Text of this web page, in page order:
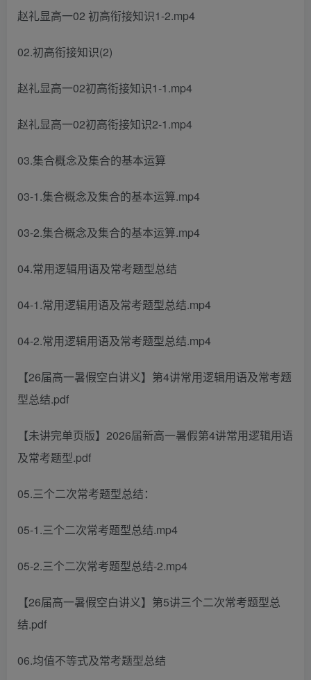
赵礼显高一02 初高衔接知识1-2.mp4
02.初高衔接知识(2)
赵礼显高一02初高衔接知识1-1.mp4
赵礼显高一02初高衔接知识2-1.mp4
03.集合概念及集合的基本运算
03-1.集合概念及集合的基本运算.mp4
03-2.集合概念及集合的基本运算.mp4
04.常用逻辑用语及常考题型总结
04-1.常用逻辑用语及常考题型总结.mp4
04-2.常用逻辑用语及常考题型总结.mp4
【26届高一暑假空白讲义】第4讲常用逻辑用语及常考题
型总结.pdf
【未讲完单页版】2026届新高一暑假第4讲常用逻辑用语
及常考题型.pdf
05.三个二次常考题型总结：
05-1.三个二次常考题型总结.mp4
05-2.三个二次常考题型总结-2.mp4
【26届高一暑假空白讲义】第5讲三个二次常考题型总
结.pdf
06.均值不等式及常考题型总结